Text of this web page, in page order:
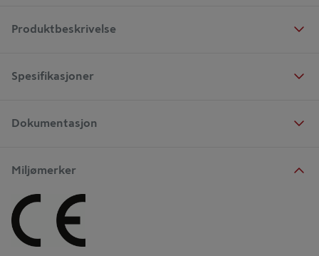
Produktbeskrivelse
Spesifikasjoner
Dokumentasjon
Miljømerker